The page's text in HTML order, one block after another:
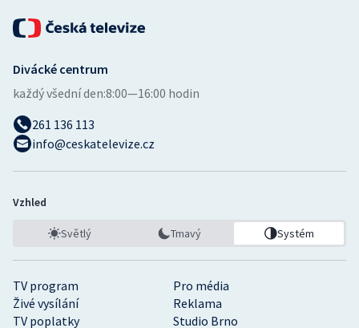
TV program
Pro média
Živé vysílání
Reklama
TV poplatky
Studio Brno
Divácké centrum
každý všední den:8:00—16:00 hodin
261 136 113
info@ceskatelevize.cz
Vzhled
Světlý Tmavý Systém